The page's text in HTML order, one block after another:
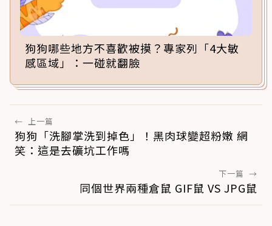
狗狗哪些地方不喜歡被摸？專家列「4大敏
感區域」：一碰就翻臉
← 上一篇
狗狗「洗腳掌洗到掉色」！黑肉球變超粉嫩 網
笑：這是去礦坑工作嗎
下一篇 →
同個世界兩種倉鼠 GIF鼠 VS JPG鼠